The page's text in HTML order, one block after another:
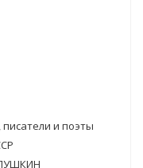
и поэты
ПУШКИН